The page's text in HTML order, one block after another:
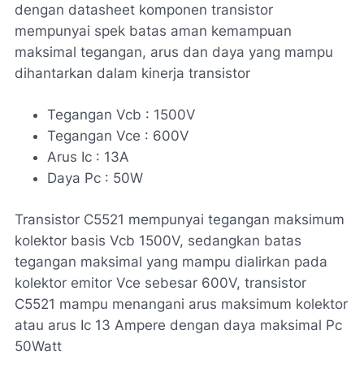
dengan datasheet komponen transistor
mempunyai spek batas aman kemampuan
maksimal tegangan, arus dan daya yang mampu
dihantarkan dalam kinerja transistor
Tegangan Vcb : 1500V
Tegangan Vce : 600V
Arus Ic : 13A
Daya Pc : 50W
Transistor C5521 mempunyai tegangan maksimum
kolektor basis Vcb 1500V, sedangkan batas
tegangan maksimal yang mampu dialirkan pada
kolektor emitor Vce sebesar 600V, transistor
C5521 mampu menangani arus maksimum kolektor
atau arus Ic 13 Ampere dengan daya maksimal Pc
50Watt